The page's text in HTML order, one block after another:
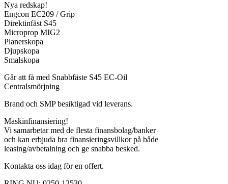
Nya redskap!
Engcon EC209 / Grip
Direktinfäst S45
Microprop MIG2
Planerskopa
Djupskopa
Smalskopa
Går att få med Snabbfäste S45 EC-Oil
Centralsmörjning
Brand och SMP besiktigad vid leverans.
Maskinfinansiering!
Vi samarbetar med de flesta finansbolag/banker
och kan erbjuda bra finansieringsvillkor på både
leasing/avbetalning och ge snabba besked.
Kontakta oss idag för en offert.